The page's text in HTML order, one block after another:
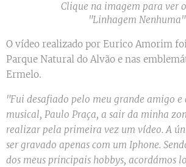
Clique na imagem para ver
"Linhagem Nenhuma"
O vídeo realizado por Eurico Amorim
Parque Natural do Alvão e nas
Ermelo.
"Fui desafiado pelo meu grande amigo e
musical, Paulo Praça, a sair da minha
realizar pela primeira vez um vídeo. A
ser gravado apenas com um Iphone.
dos meus principais hobbys, acordámos